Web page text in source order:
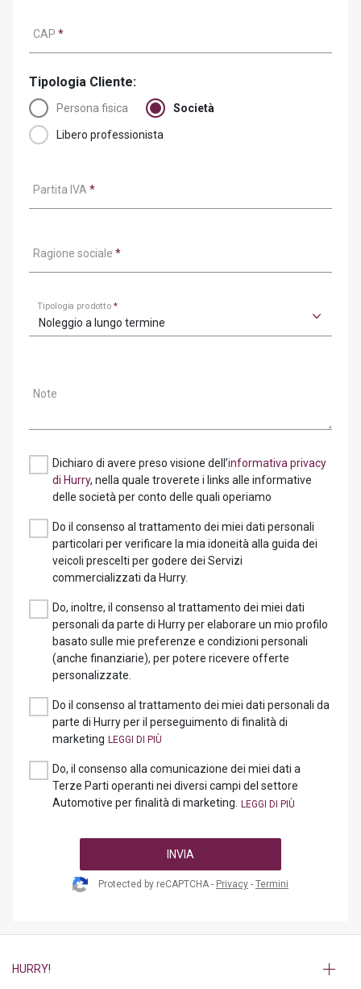
CAP *
Tipologia Cliente:
Persona fisica Società
Libero professionista
Partita IVA *
Ragione sociale *
Tipologia prodotto*
Noleggio a lungo termine
Note
Dichiaro di avere preso visione dell’informativa privacy
di Hurry, nella quale troverete i links alle informative
delle società per conto delle quali operiamo
Do il consenso al trattamento dei miei dati personali
particolari per verificare la mia idoneità alla guida dei
veicoli prescelti per godere dei Servizi
commercializzati da Hurry.
Do, inoltre, il consenso al trattamento dei miei dati
personali da parte di Hurry per elaborare un mio profilo
basato sulle mie preferenze e condizioni personali
(anche finanziarie), per potere ricevere offerte
personalizzate.
Do il consenso al trattamento dei miei dati personali da
parte di Hurry per il perseguimento di finalità di
marketing
Do, il consenso alla comunicazione dei miei dati a
Terze Parti operanti nei diversi campi del settore
Automotive per finalità di marketing.
INVIA
Protected by reCAPTCHA - Privacy - Termini
HURRY!